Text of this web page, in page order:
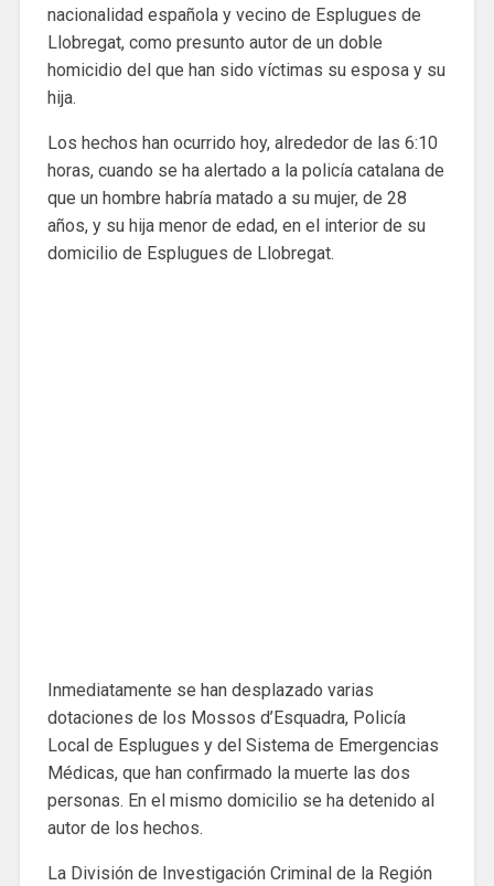
nacionalidad española y vecino de Esplugues de
Llobregat, como presunto autor de un doble
homicidio del que han sido víctimas su esposa y su
hija.
Los hechos han ocurrido hoy, alrededor de las 6:10
horas, cuando se ha alertado a la policía catalana de
que un hombre habría matado a su mujer, de 28
años, y su hija menor de edad, en el interior de su
domicilio de Esplugues de Llobregat.
Inmediatamente se han desplazado varias
dotaciones de los Mossos d’Esquadra, Policía
Local de Esplugues y del Sistema de Emergencias
Médicas, que han confirmado la muerte las dos
personas. En el mismo domicilio se ha detenido al
autor de los hechos.
La División de Investigación Criminal de la Región